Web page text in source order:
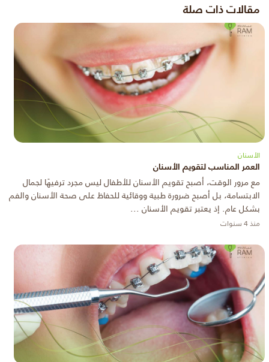
مقالات ذات صلة
الأسنان
العمر المناسب لتقويم الأسنان
مع مرور الوقت، أصبح تقويم الأسنان للأطفال ليس مجرد ترفيهًا لجمال
الابتسامة، بل أصبح ضرورة طبية ووقائية للحفاظ على صحة الأسنان والفم
بشكل عام. إذ يعتبر تقويم الأسنان ...
منذ 4 سنوات